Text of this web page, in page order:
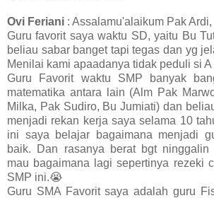
Ovi Feriani : Assalamu'alaikum Pak Ardi,
Guru favorit saya waktu SD, yaitu Bu
beliau sabar banget tapi tegas dan yg
Menilai kami apaadanya tidak peduli si
Guru Favorit waktu SMP banyak
matematika antara lain (Alm Pak
Milka, Pak Sudiro, Bu Jumiati) dan
menjadi rekan kerja saya selama 10
ini saya belajar bagaimana menjadi
baik. Dan rasanya berat bgt
mau bagaimana lagi sepertinya rezeki
SMP ini.😭
Guru SMA Favorit saya adalah guru